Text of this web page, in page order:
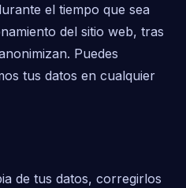
el tiempo que sea
del sitio web, tras
Puedes
tus datos en cualquier
de tus datos, corregirlos